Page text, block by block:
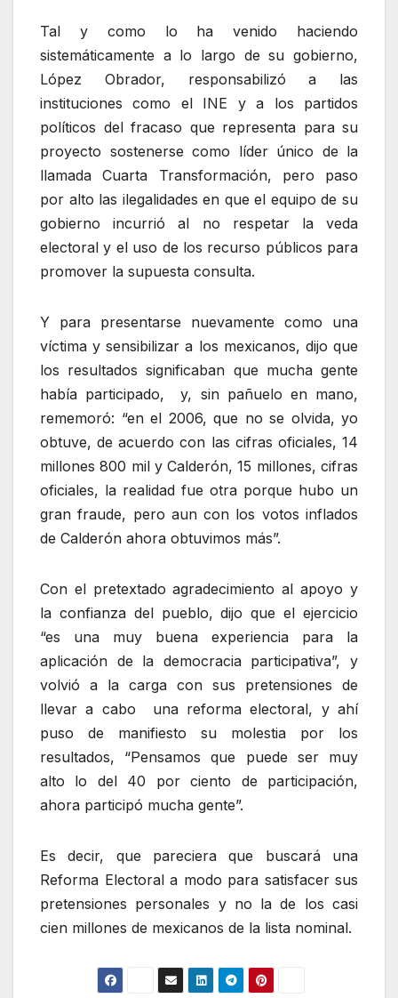
Tal y como lo ha venido haciendo
sistemáticamente a lo largo de su gobierno,
López Obrador, responsabilizó a las
instituciones como el INE y a los partidos
políticos del fracaso que representa para su
proyecto sostenerse como líder único de la
llamada Cuarta Transformación, pero paso
por alto las ilegalidades en que el equipo de su
gobierno incurrió al no respetar la veda
electoral y el uso de los recurso públicos para
promover la supuesta consulta.
Y para presentarse nuevamente como una
víctima y sensibilizar a los mexicanos, dijo que
los resultados significaban que mucha gente
había participado, y, sin pañuelo en mano,
rememoró: “en el 2006, que no se olvida, yo
obtuve, de acuerdo con las cifras oficiales, 14
millones 800 mil y Calderón, 15 millones, cifras
oficiales, la realidad fue otra porque hubo un
gran fraude, pero aun con los votos inflados
de Calderón ahora obtuvimos más”.
Con el pretextado agradecimiento al apoyo y
la confianza del pueblo, dijo que el ejercicio
“es una muy buena experiencia para la
aplicación de la democracia participativa”, y
volvió a la carga con sus pretensiones de
llevar a cabo una reforma electoral, y ahí
puso de manifiesto su molestia por los
resultados, “Pensamos que puede ser muy
alto lo del 40 por ciento de participación,
ahora participó mucha gente”.
Es decir, que pareciera que buscará una
Reforma Electoral a modo para satisfacer sus
pretensiones personales y no la de los casi
cien millones de mexicanos de la lista nominal.